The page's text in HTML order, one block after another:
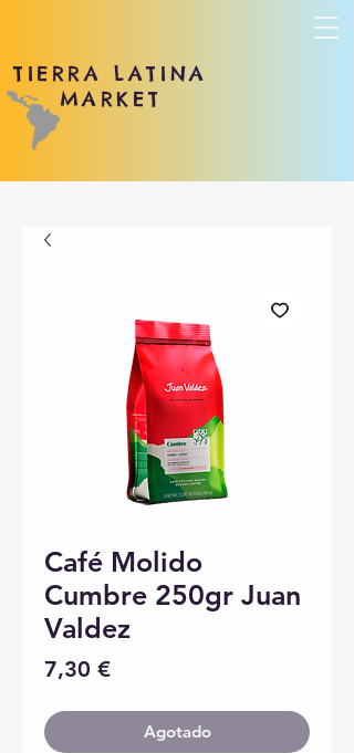
TIERRA LATINA
MARKET
Café Molido
Cumbre 250gr Juan
Valdez
7,30 €Precio
Agotado